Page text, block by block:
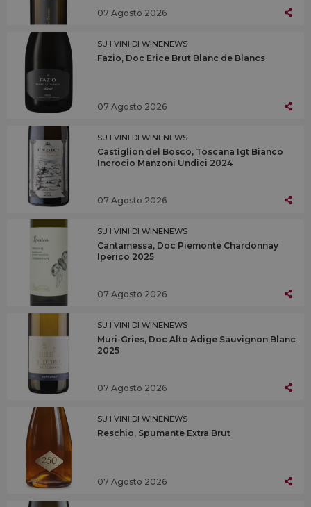
07 Agosto 2026
SU I VINI DI WINENEWS
Fazio, Doc Erice Brut Blanc de Blancs
07 Agosto 2026
SU I VINI DI WINENEWS
Castiglion del Bosco, Toscana Igt Bianco
Incrocio Manzoni Undici 2024
07 Agosto 2026
SU I VINI DI WINENEWS
Cantamessa, Doc Piemonte Chardonnay
Iperico 2025
07 Agosto 2026
SU I VINI DI WINENEWS
Muri-Gries, Doc Alto Adige Sauvignon Blanc
2025
07 Agosto 2026
SU I VINI DI WINENEWS
Reschio, Spumante Extra Brut
07 Agosto 2026